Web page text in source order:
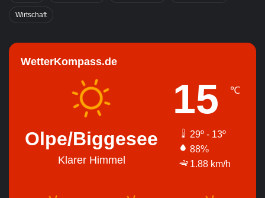
Wirtschaft
WetterKompass.de
Olpe/Biggesee
Klarer Himmel
15 ℃
29º - 13º
88%
1.88 km/h